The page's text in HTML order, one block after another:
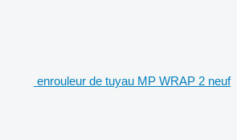
enrouleur de tuyau MP WRAP 2 neuf